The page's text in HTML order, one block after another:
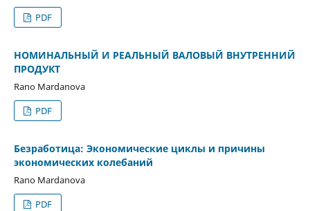
PDF
НОМИНАЛЬНЫЙ И РЕАЛЬНЫЙ ВАЛОВЫЙ ВНУТРЕННИЙ
ПРОДУКТ
Rano Mardanova
PDF
Безработица: Экономические циклы и причины
экономических колебаний
Rano Mardanova
PDF